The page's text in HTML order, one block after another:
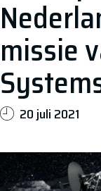
missie
20 juli 2021